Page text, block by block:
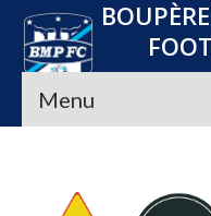
Menu
Le club